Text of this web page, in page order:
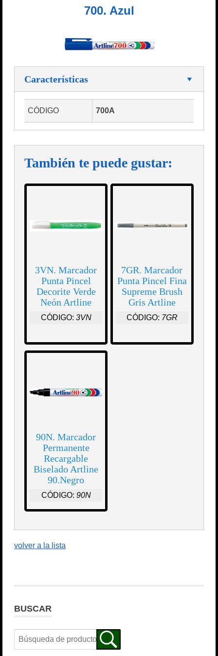
700. Azul
Características
CÓDIGO 700A
También te puede gustar:
3VN. Marcador
Punta Pincel
Decorite Verde
Neón Artline
CÓDIGO: 3VN
7GR. Marcador
Punta Pincel Fina
Supreme Brush
Gris Artline
CÓDIGO: 7GR
90N. Marcador
Permanente
Recargable
Biselado Artline
90.Negro
CÓDIGO: 90N
volver a la lista
BUSCAR